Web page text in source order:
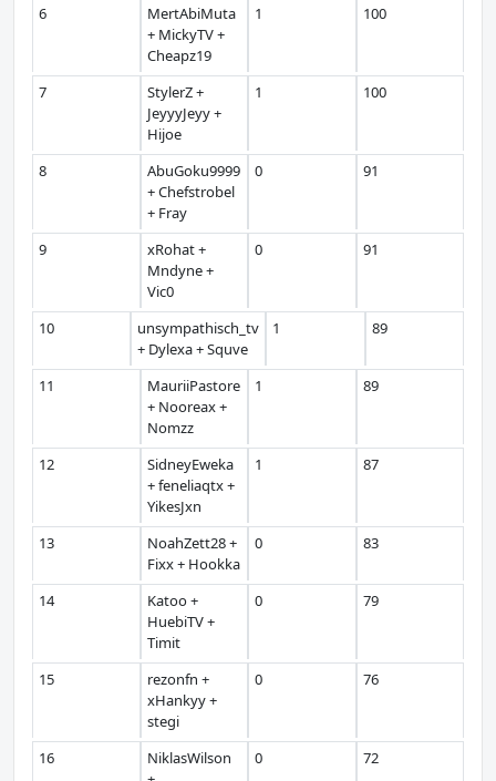
6
MertAbiMuta
+ MickyTV +
Cheapz19
1 100
7
StylerZ +
JeyyyJeyy +
Hijoe
1 100
8
AbuGoku9999
+ Chefstrobel
+ Fray
0 91
9
xRohat +
Mndyne +
Vic0
0 91
10
unsympathisch_tv
+ Dylexa + Squve
1 89
11
MauriiPastore
+ Nooreax +
Nomzz
1 89
12
SidneyEweka
+ feneliaqtx +
YikesJxn
1 87
13
NoahZett28 +
Fixx + Hookka
0 83
14
Katoo +
HuebiTV +
Timit
0 79
15
rezonfn +
xHankyy +
stegi
0 76
16
NiklasWilson
0 72